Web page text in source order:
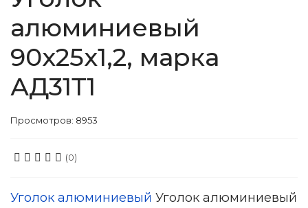
алюминиевый
90x25x1,2, марка
АД31Т1
Просмотров: 8953
(0)
Уголок алюминиевый Уголок алюминиевый